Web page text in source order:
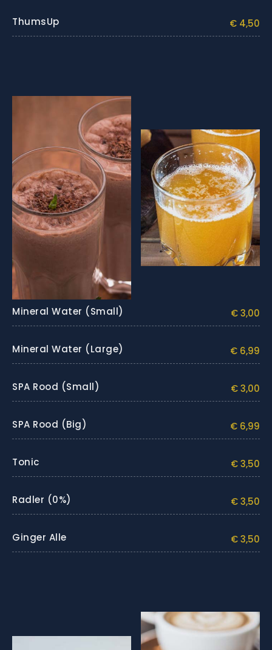
ThumsUp € 4,50
Mineral Water (small) € 3,00
Mineral Water (large) € 6,99
SPA Rood (small) € 3,00
SPA Rood (big) € 6,99
Tonic € 3,50
Radler (0%) € 3,50
Ginger Alle € 3,50